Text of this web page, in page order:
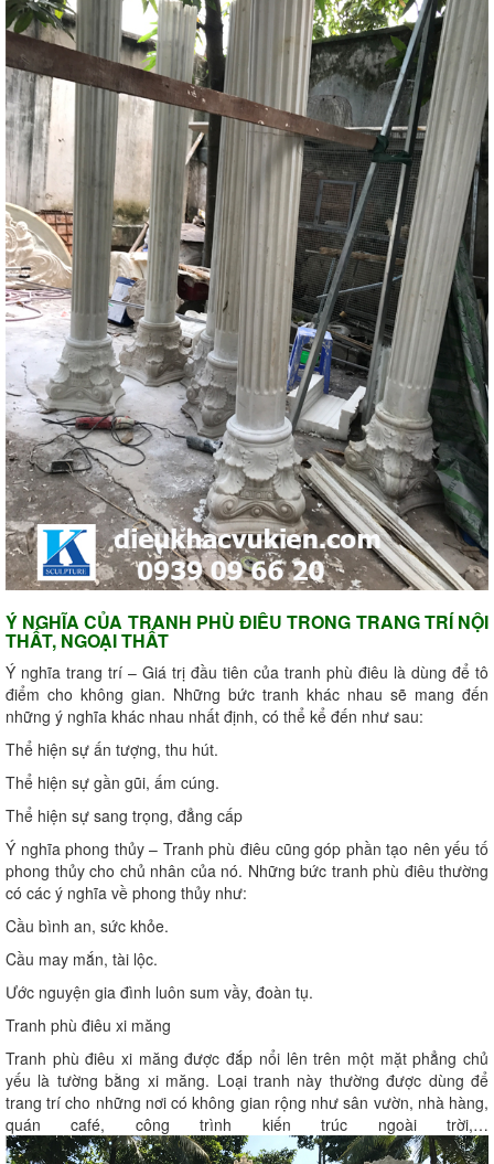
Ý NGHĨA CỦA TRANH PHÙ ĐIÊU TRONG TRANG TRÍ NỘI
THẤT, NGOẠI THẤT
Ý nghĩa trang trí – Giá trị đầu tiên của tranh phù điêu là dùng để tô
điểm cho không gian. Những bức tranh khác nhau sẽ mang đến
những ý nghĩa khác nhau nhất định, có thể kể đến như sau:
Thể hiện sự ấn tượng, thu hút.
Thể hiện sự gần gũi, ấm cúng.
Thể hiện sự sang trọng, đẳng cấp
Ý nghĩa phong thủy – Tranh phù điêu cũng góp phần tạo nên yếu tố
phong thủy cho chủ nhân của nó. Những bức tranh phù điêu thường
có các ý nghĩa về phong thủy như:
Cầu bình an, sức khỏe.
Cầu may mắn, tài lộc.
Ước nguyện gia đình luôn sum vầy, đoàn tụ.
Tranh phù điêu xi măng
Tranh phù điêu xi măng được đắp nổi lên trên một mặt phẳng chủ
yếu là tường bằng xi măng. Loại tranh này thường được dùng để
trang trí cho những nơi có không gian rộng như sân vườn, nhà hàng,
quán café, công trình kiến trúc ngoài trời,…